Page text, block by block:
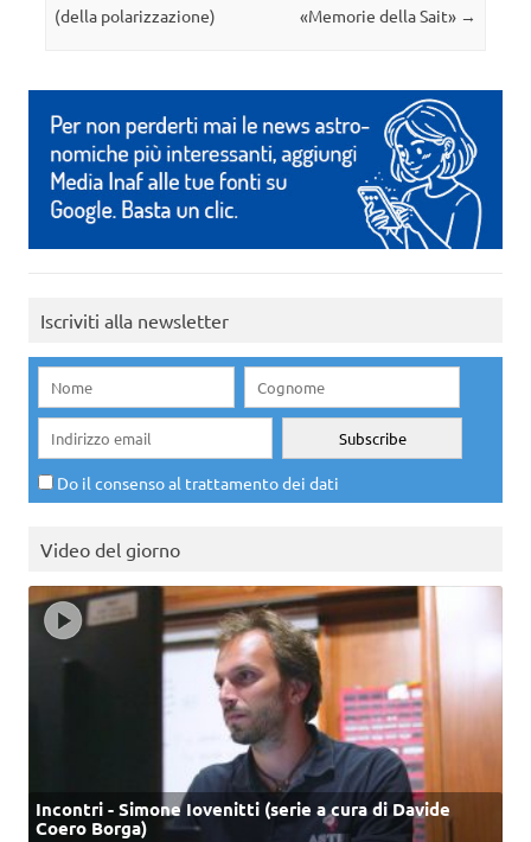
(della polarizzazione)
«Memorie della Sait» →
Iscriviti alla newsletter
Do il consenso al trattamento dei dati
Video del giorno
Incontri - Simone Iovenitti (serie a cura di Davide
Coero Borga)